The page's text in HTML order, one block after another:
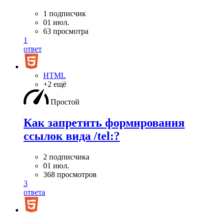
1 подписчик
01 июл.
63 просмотра
1
ответ
HTML
+2 ещё
Простой
Как запретить формирования
ссылок вида /tel:?
2 подписчика
01 июл.
368 просмотров
3
ответа